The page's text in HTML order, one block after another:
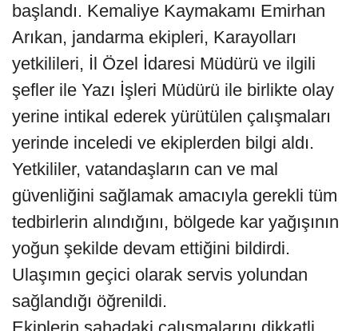
başlandı. Kemaliye Kaymakamı Emirhan
Arıkan, jandarma ekipleri, Karayolları
yetkilileri, İl Özel İdaresi Müdürü ve ilgili
şefler ile Yazı İşleri Müdürü ile birlikte olay
yerine intikal ederek yürütülen çalışmaları
yerinde inceledi ve ekiplerden bilgi aldı.
Yetkililer, vatandaşların can ve mal
güvenliğini sağlamak amacıyla gerekli tüm
tedbirlerin alındığını, bölgede kar yağışının
yoğun şekilde devam ettiğini bildirdi.
Ulaşımın geçici olarak servis yolundan
sağlandığı öğrenildi.